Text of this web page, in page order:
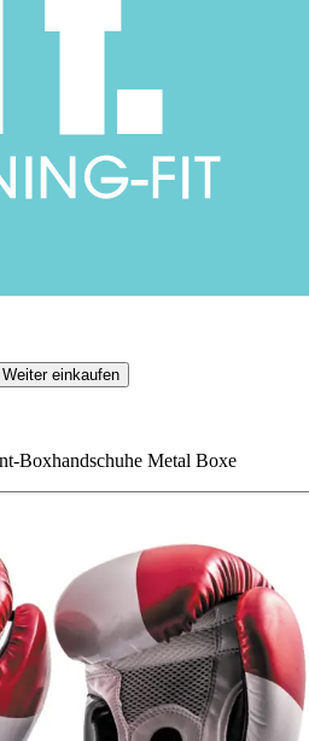
Weiter einkaufen
Boxhandschuhe Metal Boxe